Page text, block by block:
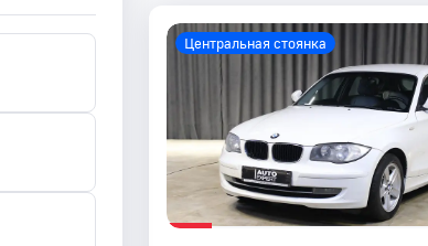
Центральная стоянка